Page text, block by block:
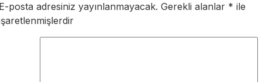
posta adresiniz yayınlanmayacak. Gerekli alanlar * ile